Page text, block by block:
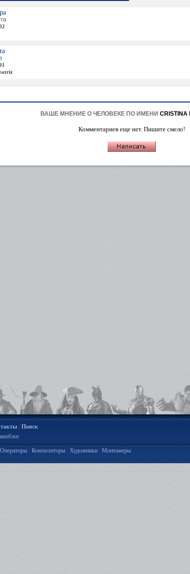
ВАШЕ МНЕНИЕ О ЧЕЛОВЕКЕ ПО ИМЕНИ CRISTINA
Комментариев еще нет. Пишите смело!
| Поиск
Операторы| Композиторы| Художники| Монтажеры